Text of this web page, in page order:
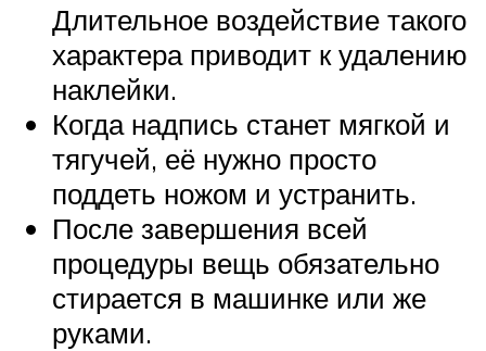
Длительное воздействие такого
характера приводит к удалению
наклейки.
Когда надпись станет мягкой и
тягучей, её нужно просто
поддеть ножом и устранить.
После завершения всей
процедуры вещь обязательно
стирается в машинке или же
руками.